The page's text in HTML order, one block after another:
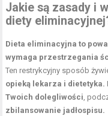
Jakie są zasady i
diety
Dieta eliminacyjna to
wymaga przestrzegania
Ten restrykcyjny sposób
opieką lekarza i dietetyka.
Twoich dolegliwości,
zbilansowanie jadłospisu.